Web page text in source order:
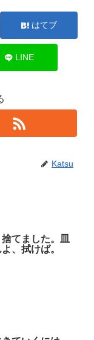
はてブ
LINE
Katsu
てました。皿
、拭けば。